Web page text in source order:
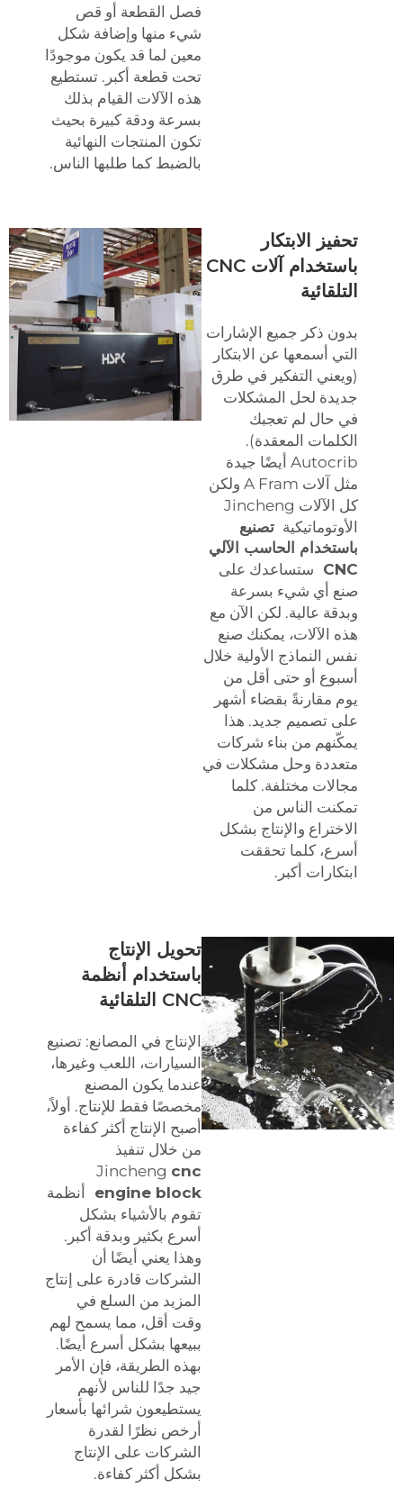
فصل القطعة أو قص
شيء منها وإضافة شكل
معين لما قد يكون موجودًا
تحت قطعة أكبر. تستطيع
هذه الآلات القيام بذلك
بسرعة ودقة كبيرة بحيث
تكون المنتجات النهائية
بالضبط كما طلبها الناس.
تحفيز الابتكار
باستخدام آلات CNC
التلقائية
بدون ذكر جميع الإشارات
التي أسمعها عن الابتكار
(ويعني التفكير في طرق
جديدة لحل المشكلات
في حال لم تعجبك
الكلمات المعقدة).
Autocrib أيضًا جيدة
مثل آلات A Fram ولكن
كل الآلات Jincheng
الأوتوماتيكية تصنيع
باستخدام الحاسب الآلي
CNC ستساعدك على
صنع أي شيء بسرعة
وبدقة عالية. لكن الآن مع
هذه الآلات، يمكنك صنع
نفس النماذج الأولية خلال
أسبوع أو حتى أقل من
يوم مقارنةً بقضاء أشهر
على تصميم جديد. هذا
يمكّنهم من بناء شركات
متعددة وحل مشكلات في
مجالات مختلفة. كلما
تمكنت الناس من
الاختراع والإنتاج بشكل
أسرع، كلما تحققت
ابتكارات أكبر.
تحويل الإنتاج
باستخدام أنظمة
CNC التلقائية
الإنتاج في المصانع: تصنيع
السيارات، اللعب وغيرها،
عندما يكون المصنع
مخصصًا فقط للإنتاج. أولاً،
أصبح الإنتاج أكثر كفاءة
من خلال تنفيذ
Jincheng cnc
engine block أنظمة
تقوم بالأشياء بشكل
أسرع بكثير وبدقة أكبر.
وهذا يعني أيضًا أن
الشركات قادرة على إنتاج
المزيد من السلع في
وقت أقل، مما يسمح لهم
ببيعها بشكل أسرع أيضًا.
بهذه الطريقة، فإن الأمر
جيد جدًا للناس لأنهم
يستطيعون شرائها بأسعار
أرخص نظرًا لقدرة
الشركات على الإنتاج
بشكل أكثر كفاءة.